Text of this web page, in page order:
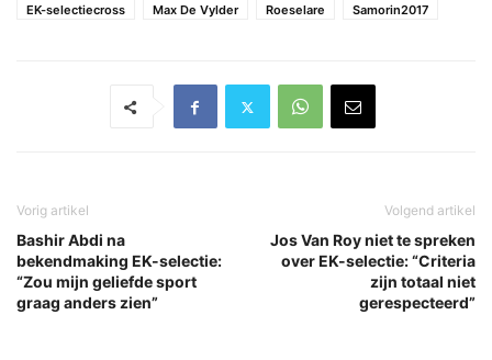
EK-selectiecross
Max De Vylder Roeselare Samorin2017
Vorig artikel
Bashir Abdi na
bekendmaking EK-selectie:
“Zou mijn geliefde sport
graag anders zien”
Volgend artikel
Jos Van Roy niet te spreken
over EK-selectie: “Criteria
zijn totaal niet
gerespecteerd”